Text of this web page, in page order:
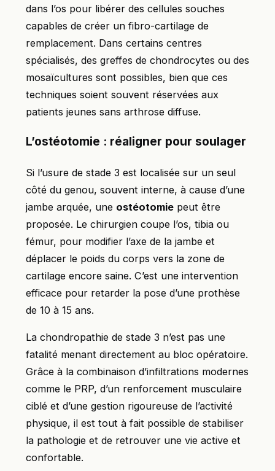
dans l’os pour libérer des cellules souches
capables de créer un fibro-cartilage de
remplacement. Dans certains centres
spécialisés, des greffes de chondrocytes ou des
mosaïcultures sont possibles, bien que ces
techniques soient souvent réservées aux
patients jeunes sans arthrose diffuse.
L’ostéotomie : réaligner pour soulager
Si l’usure de stade 3 est localisée sur un seul
côté du genou, souvent interne, à cause d’une
jambe arquée, une ostéotomie peut être
proposée. Le chirurgien coupe l’os, tibia ou
fémur, pour modifier l’axe de la jambe et
déplacer le poids du corps vers la zone de
cartilage encore saine. C’est une intervention
efficace pour retarder la pose d’une prothèse
de 10 à 15 ans.
La chondropathie de stade 3 n’est pas une
fatalité menant directement au bloc opératoire.
Grâce à la combinaison d’infiltrations modernes
comme le PRP, d’un renforcement musculaire
ciblé et d’une gestion rigoureuse de l’activité
physique, il est tout à fait possible de stabiliser
la pathologie et de retrouver une vie active et
confortable.